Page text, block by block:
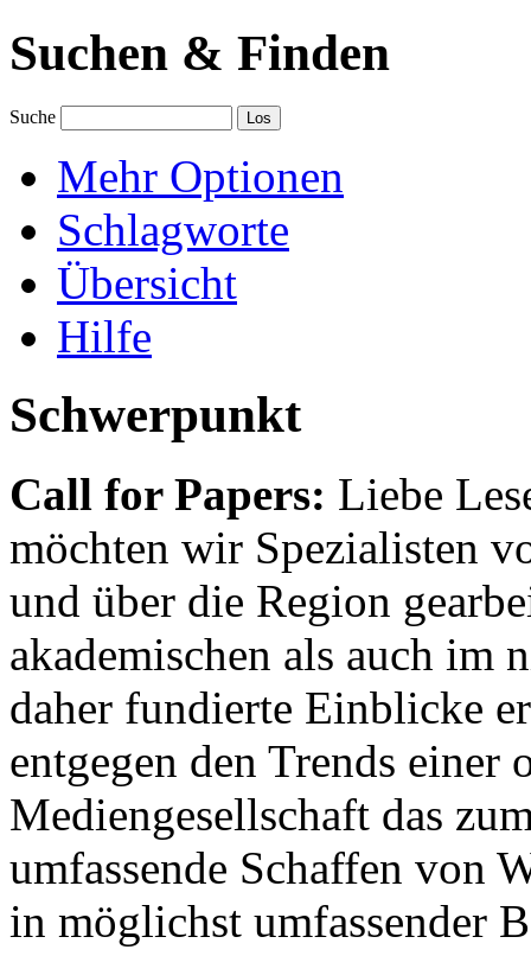
Suchen & Finden
Suche
Mehr Optionen
Schlagworte
Übersicht
Hilfe
Schwerpunkt
Call for Papers: Liebe
möchten wir Spezialisten
und über die Region
akademischen als auch im
daher fundierte Einblicke
entgegen den Trends einer
Mediengesellschaft das
umfassende Schaffen von
in möglichst umfassender